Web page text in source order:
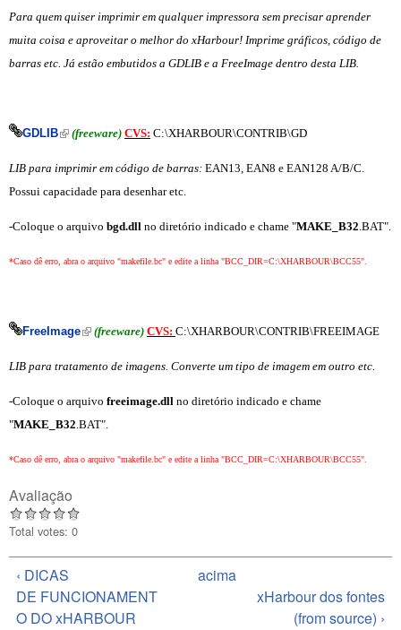
Para quem quiser imprimir em qualquer impressora sem precisar aprender
muita coisa e aproveitar o melhor do xHarbour! Imprime gráficos, código de
barras etc. Já estão embutidos a GDLIB e a FreeImage dentro desta LIB.
GDLIB(link is external)
(freeware) CVS: C:\XHARBOUR\CONTRIB\GD
LIB para imprimir em código de barras: EAN13, EAN8 e EAN128 A/B/C.
Possui capacidade para desenhar etc.
-Coloque o arquivo bgd.dll no diretório indicado e chame "MAKE_B32 .BAT".
*Caso dê erro, abra o arquivo "makefile.bc" e edite a linha "BCC_DIR=C:\XHARBOUR\BCC55".
FreeImage(link is external)
(freeware) CVS: C:\XHARBOUR\CONTRIB\FREEIMAGE
LIB para tratamento de imagens. Converte um tipo de imagem em outro etc.
-Coloque o arquivo freeimage.dll no diretório indicado e chame
"MAKE_B32 .BAT".
*Caso dê erro, abra o arquivo "makefile.bc" e edite a linha "BCC_DIR=C:\XHARBOUR\BCC55".
Avaliação
Total votes: 0
‹ DICAS
DE FUNCIONAMENT
O DO xHARBOUR
acima
xHarbour dos fontes
(from source) ›